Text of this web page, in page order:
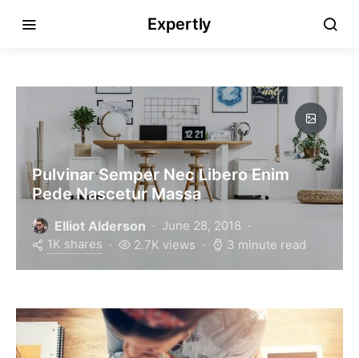
Expertly
Pulvinar Semper Nec Libero Enim
Pede Nascetur Massa
Elliot Alderson
June 28, 2018
1K shares
2.7K views 3 minute read